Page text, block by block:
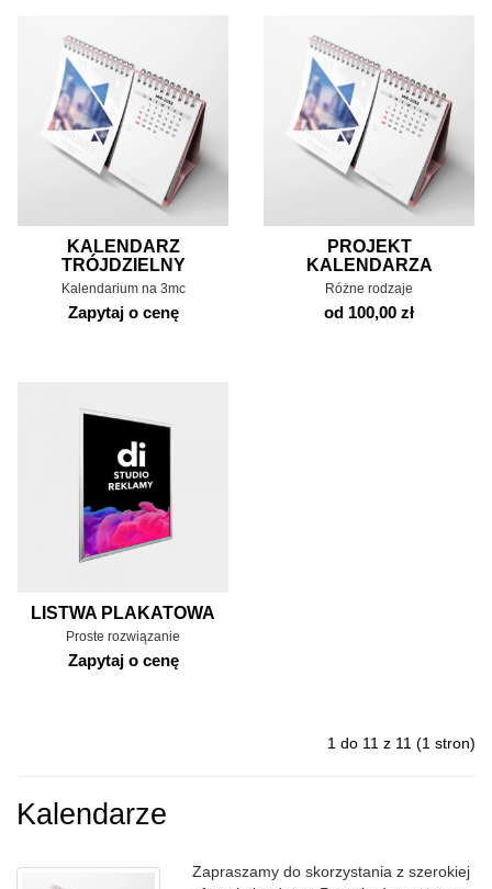
KALENDARZ
TRÓJDZIELNY
Kalendarium na 3mc
Zapytaj o cenę
PROJEKT
KALENDARZA
Różne rodzaje
od 100,00 zł
LISTWA PLAKATOWA
Proste rozwiązanie
Zapytaj o cenę
1 do 11 z 11 (1 stron)
Kalendarze
Zapraszamy do skorzystania z szerokiej